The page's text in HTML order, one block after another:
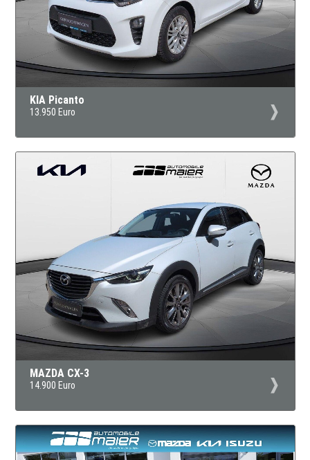
KIA Picanto
13.950 Euro
MAZDA CX-3
14.900 Euro